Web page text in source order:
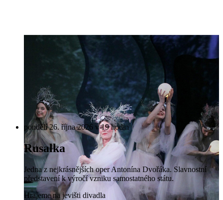
pondělí 26. října 2026 v 19 hodin
Rusalka
Jedna z nejkrásnějších oper Antonína Dvořáka. Slavnostní
představení k výročí vzniku samostatného státu.
Hrajeme na jevišti divadla